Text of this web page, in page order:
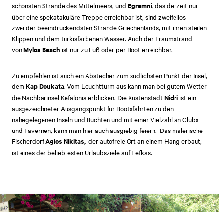
schönsten Strände des Mittelmeers, und Egremni,das derzeit nur
über eine spekatakuläre Treppe erreichbar ist, sind zweifellos
zwei der beeindruckendsten Strände Griechenlands, mit ihren steilen
Klippen und dem türkisfarbenen Wasser. Auch der Traumstrand
vonMylos Beach ist nur zu Fuß oder per Boot erreichbar.
Zu empfehlen ist auch ein Abstecher zum südlichsten Punkt der Insel,
dem Kap Doukata. Vom Leuchtturm aus kann man bei gutem Wetter
die Nachbarinsel Kefalonia erblicken. Die Küstenstadt Nidri ist ein
ausgezeichneter Ausgangspunkt für Bootsfahrten zu den
nahegelegenen Inseln und Buchten und mit einer Vielzahl an Clubs
und Tavernen, kann man hier auch ausgiebig feiern. Das malerische
FischerdorfAgios Nikitas, der autofreie Ort an einem Hang erbaut,
ist eines der beliebtesten Urlaubsziele auf Lefkas.